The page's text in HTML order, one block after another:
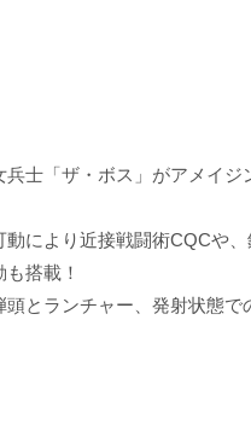
士「ザ・ボス」がアメイジ
により近接戦闘術CQCや
搭載！
とランチャー、発射状態で